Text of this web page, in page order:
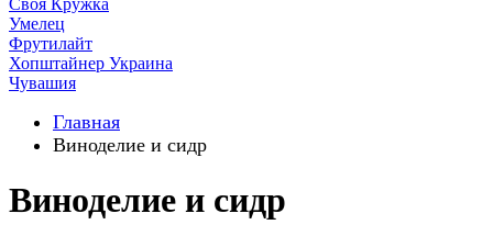
Своя Кружка
Умелец
Фрутилайт
Хопштайнер Украина
Чувашия
Главная
Виноделие и сидр
Виноделие и сидр